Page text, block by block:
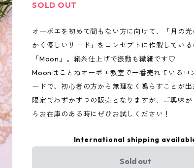
SOLD OUT
オーボエを初めて間もない方に向けて、「月の光
かく優しいリード」をコンセプトに作製している
「Moon」。絹糸仕上げで振動も繊細です♡
Moonはことねオーボエ教室で一番売れているロ
ードで、初心者の方から無理なく鳴らすことが
限定でわずかずつの販売となりますが、ご興味が
らお在庫のある時にぜひお試しください！
International shipping
Sold out